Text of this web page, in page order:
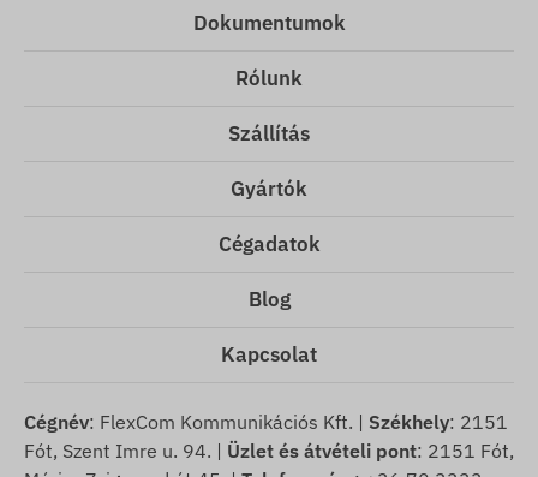
Dokumentumok
Rólunk
Szállítás
Gyártók
Cégadatok
Blog
Kapcsolat
Cégnév: FlexCom Kommunikációs Kft. | Székhely: 2151
Fót, Szent Imre u. 94. | Üzlet és átvételi pont: 2151 Fót,